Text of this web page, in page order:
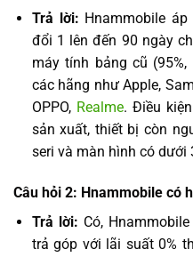
Trả lời: Hnammobile
đổi 1 lên đến 90 ngày
máy tính bảng cũ
các hãng như Apple,
OPPO, Realme. Điều
sản xuất, thiết bị còn
seri và màn hình có dưới
Câu hỏi 2: Hnammobile có
Trả lời: Có,
trả góp với lãi suất 0%